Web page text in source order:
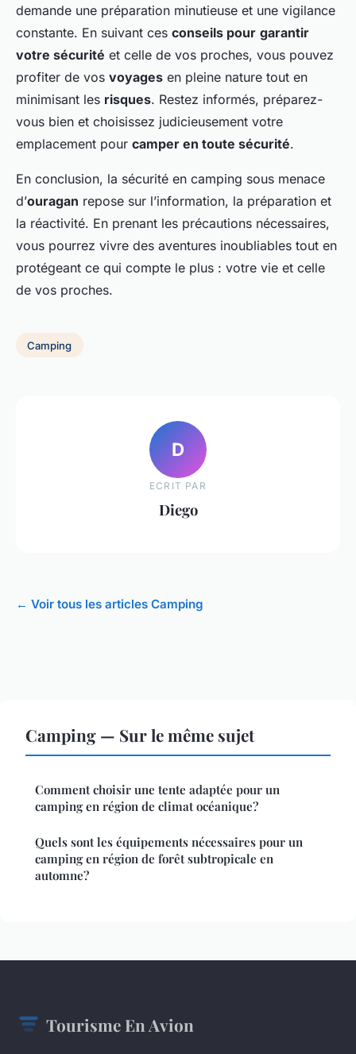
demande une préparation minutieuse et une vigilance
constante. En suivant ces conseils pour garantir
votre sécurité et celle de vos proches, vous pouvez
profiter de vos voyages en pleine nature tout en
minimisant les risques. Restez informés, préparez-
vous bien et choisissez judicieusement votre
emplacement pour camper en toute sécurité.
En conclusion, la sécurité en camping sous menace
d’ouragan repose sur l’information, la préparation et
la réactivité. En prenant les précautions nécessaires,
vous pourrez vivre des aventures inoubliables tout en
protégeant ce qui compte le plus : votre vie et celle
de vos proches.
Camping
D
ECRIT PAR
Diego
← Voir tous les articles Camping
Camping — Sur le même sujet
Comment choisir une tente adaptée pour un
camping en région de climat océanique?
Quels sont les équipements nécessaires pour un
camping en région de forêt subtropicale en
automne?
Tourisme En Avion